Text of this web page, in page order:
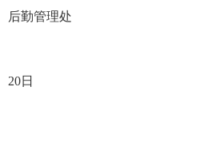
后勤管理处
20日